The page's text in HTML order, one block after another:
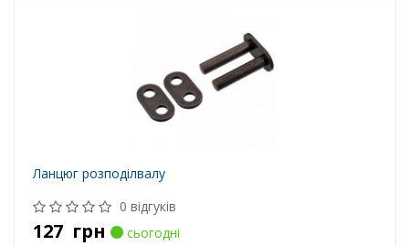
Ланцюг розподілвалу
0 відгуків
127 грн
сьогодні